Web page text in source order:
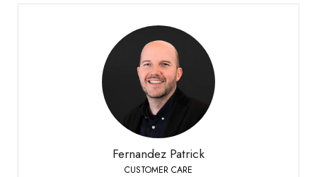
Fernandez Patrick
CUSTOMER CARE
Fernandez Patrick
CUSTOMER CARE
Bioley-Orjulaz
Telefon:
+41 21 977 20 00